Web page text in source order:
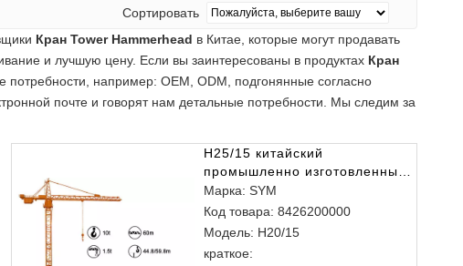
Сортировать
Кран Tower Hammerhead в Китае, которые могут продавать
и лучшую цену. Если вы заинтересованы в продуктах Кран
потребности, например: OEM, ODM, подгонянные согласно
почте и говорят нам детальные потребности. Мы следим за
H25/15 китайский
промышленно изготовленный
башня молота
Марка: SYM
Код товара: 8426200000
Модель: H20/15
краткое: